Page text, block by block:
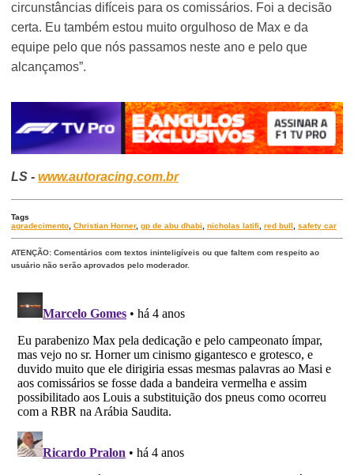
circunstâncias difíceis para os comissários. Foi a decisão
certa. Eu também estou muito orgulhoso de Max e da
equipe pelo que nós passamos neste ano e pelo que
alcançamos”.
LS -www.autoracing.com.br
Tags
agradecimento ,Christian Horner,gp de abu dhabi ,nicholas latifi ,red bull ,safety car
ATENÇÃO: Comentários com textos ininteligíveis ou que faltem com respeito ao
usuário não serão aprovados pelo moderador.